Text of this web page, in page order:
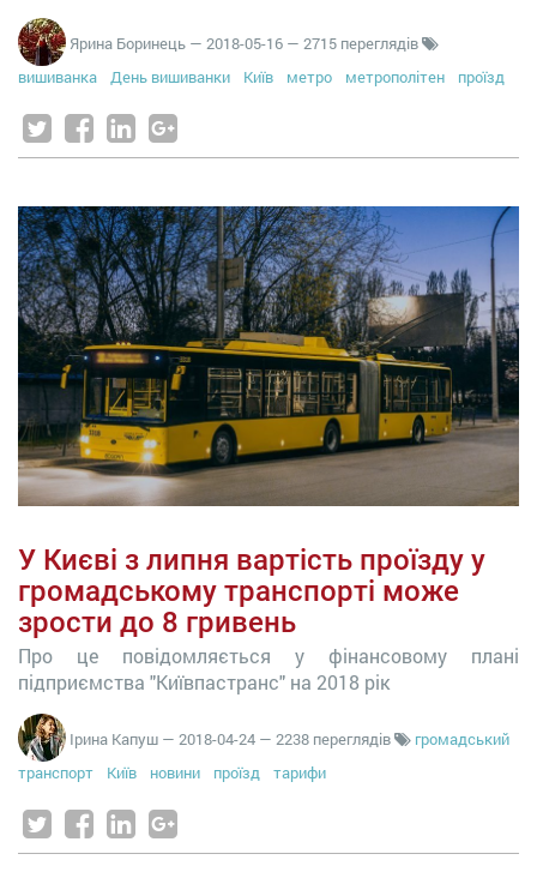
Ярина Боринець — 2018-05-16 — 2715 переглядів
вишиванка
День вишиванки Київ метро метрополітен проїзд
У Києві з липня вартість проїзду у
громадському транспорті може
зрости до 8 гривень
Про це повідомляється у фінансовому плані
підприємства "Київпастранс" на 2018 рік
Ірина Капуш — 2018-04-24 — 2238 переглядів
громадський
транспорт
Київ новини проїзд тарифи